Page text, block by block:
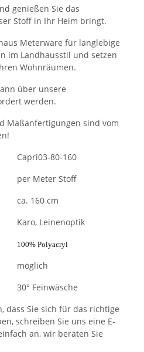
genießen Sie das
Stoff in Ihr Heim bringt.
Meterware für langlebige
im Landhausstil und setzen
Wohnräumen.
über unsere
werden.
Maßanfertigungen sind vom
Capri03-80-160
per Meter Stoff
ca. 160 cm
Karo, Leinenoptik
100% Polyacryl
möglich
30° Feinwäsche
dass Sie sich für das richtige
schreiben Sie uns eine E-
an, wir beraten Sie